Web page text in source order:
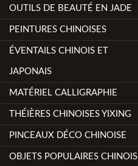
OUTILS DE BEAUTÉ EN JADE
PEINTURES CHINOISES
ÉVENTAILS CHINOIS ET
JAPONAIS
MATÉRIEL CALLIGRAPHIE
THÉIÈRES CHINOISES YIXING
PINCEAUX DÉCO CHINOISE
OBJETS POPULAIRES CHINOIS